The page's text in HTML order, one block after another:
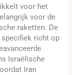
voor het
voor de
raketten. De
specifiek richt op
Israëlische
Iran